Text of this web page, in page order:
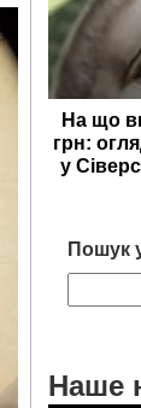
На що
грн:
у
Пошук
Наше